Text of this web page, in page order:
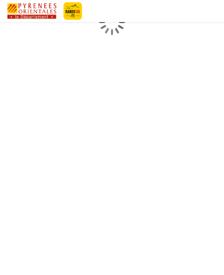
Geotrek-randoLoading